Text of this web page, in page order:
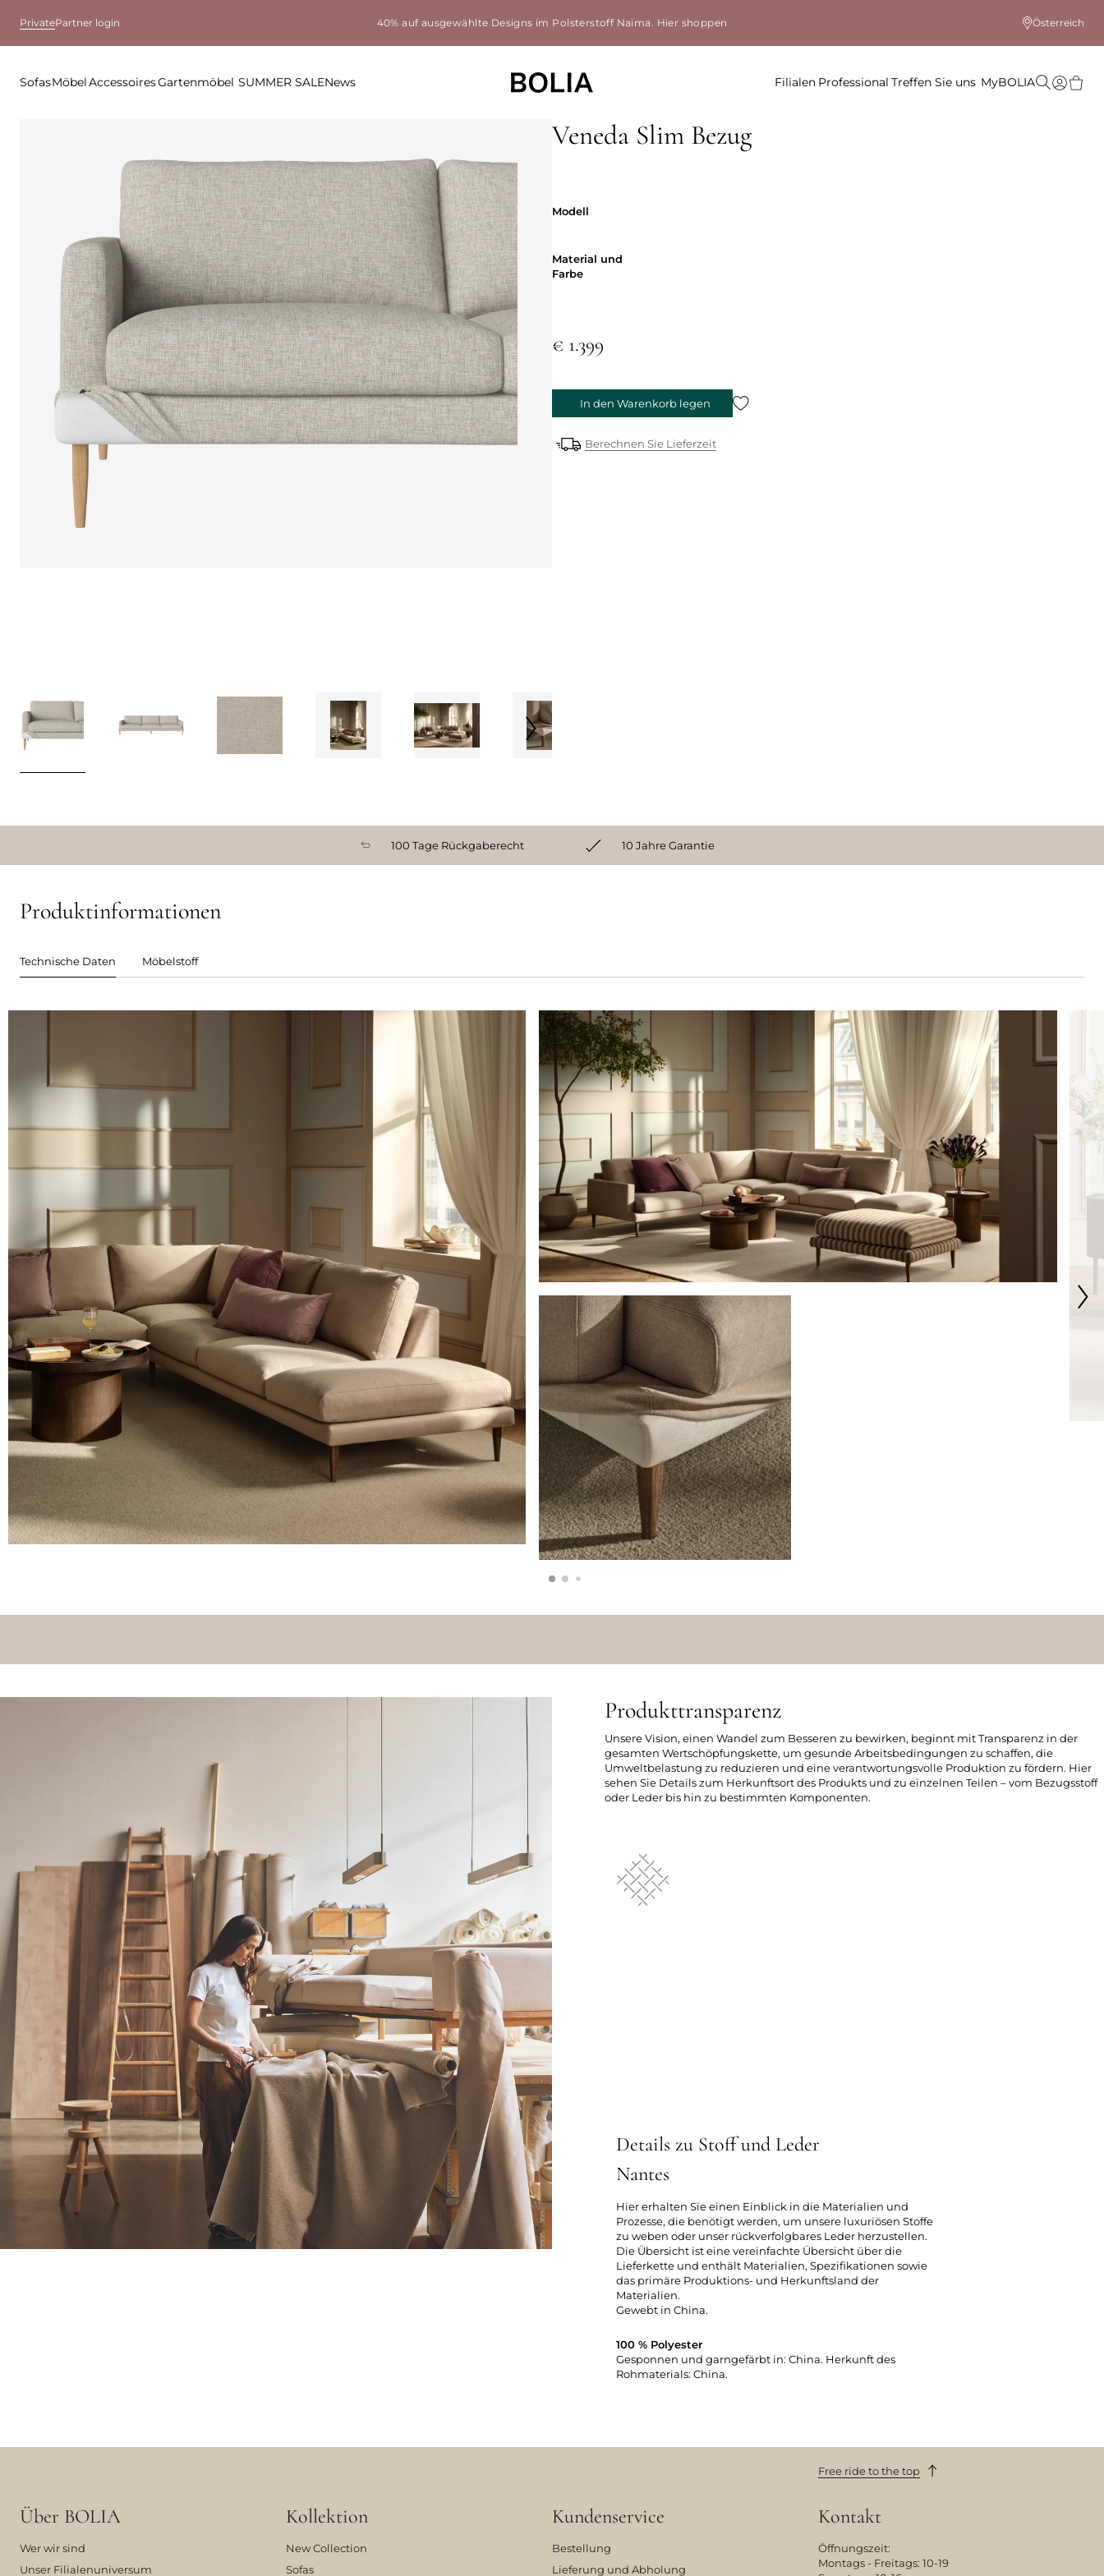
PrivatePartner login 40% auf ausgewählte Designs im Polsterstoff Naima. Hier shoppen Österreich
SofasMöbelAccessoiresGartenmöbel SUMMER SALENews Filialen Professional Treffen Sie uns MyBOLIA
Veneda Slim Bezug
Modell
Material und
Farbe
€ 1.399
In den Warenkorb legen
Berechnen Sie Lieferzeit
100 Tage Rückgaberecht 10 Jahre Garantie
Produktinformationen
Technische Daten Möbelstoff
Produkttransparenz
Unsere Vision, einen Wandel zum Besseren zu bewirken, beginnt mit Transparenz in der
gesamten Wertschöpfungskette, um gesunde Arbeitsbedingungen zu schaffen, die
Umweltbelastung zu reduzieren und eine verantwortungsvolle Produktion zu fördern. Hier
sehen Sie Details zum Herkunftsort des Produkts und zu einzelnen Teilen – vom Bezugsstoff
oder Leder bis hin zu bestimmten Komponenten.
Details zu Stoff und Leder
Nantes
Hier erhalten Sie einen Einblick in die Materialien und
Prozesse, die benötigt werden, um unsere luxuriösen Stoffe
zu weben oder unser rückverfolgbares Leder herzustellen.
Die Übersicht ist eine vereinfachte Übersicht über die
Lieferkette und enthält Materialien, Spezifikationen sowie
das primäre Produktions- und Herkunftsland der
Materialien.
Gewebt in China.
100 % Polyester
Gesponnen und garngefärbt in: China. Herkunft des
Rohmaterials: China.
Free ride to the top
Über BOLIA
Wer wir sind
Unser Filialenuniversum
Kollektion
New Collection
Sofas
Kundenservice
Bestellung
Lieferung und Abholung
Kontakt
Öffnungszeit:
Montags - Freitags: 10-19